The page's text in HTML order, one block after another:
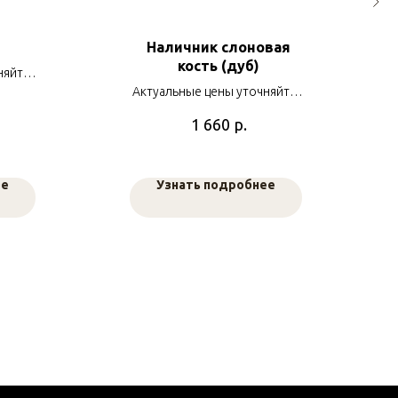
у
Наличник слоновая
кость (дуб)
Актуальные цены уточняйте у
1 660 р.
Узнать подробнее